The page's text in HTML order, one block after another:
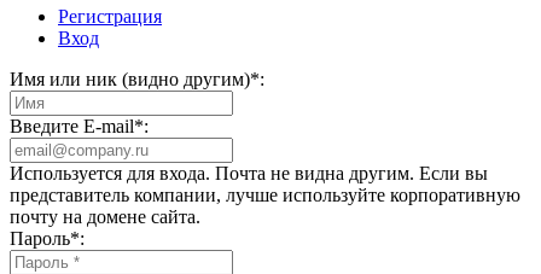
Регистрация
Вход
Имя или ник (видно другим)*:
Введите E-mail*:
Используется для входа. Почта не видна другим. Если вы
представитель компании, лучше используйте корпоративную
почту на домене сайта.
Пароль*: